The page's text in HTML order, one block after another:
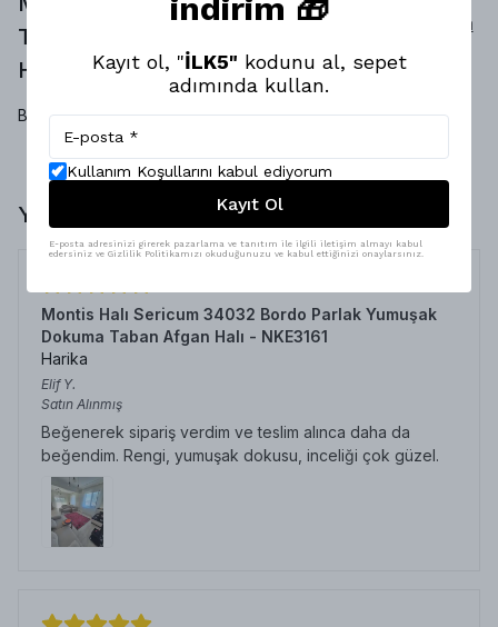
Taban Çiçekli Fırsat Halısı -
HFH3229 Yorumlar
Yorum
Bu ürün için henüz yorum yapılmamış.
Yorumlar
Montis Halı Sericum 34032 Bordo Parlak Yumuşak
Dokuma Taban Afgan Halı - NKE3161
Harika
Elif Y.
Satın Alınmış
Beğenerek sipariş verdim ve teslim alınca daha da
beğendim. Rengi, yumuşak dokusu, inceliği çok güzel.
indirim 🎁
Kayıt ol, "İLK5" kodunu al, sepet
adımında kullan.
Kullanım Koşullarını kabul ediyorum
Kayıt Ol
E-posta adresinizi girerek pazarlama ve tanıtım ile ilgili iletişim almayı kabul
edersiniz ve Gizlilik Politikamızı okuduğunuzu ve kabul ettiğinizi onaylarsınız.